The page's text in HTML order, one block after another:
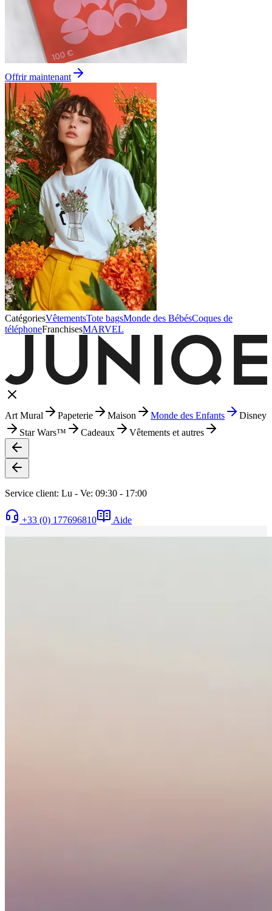
Offrir maintenant
CatégoriesVêtementsTote bagsMonde des BébésCoques de
téléphoneFranchisesMARVEL
Art Mural Papeterie Maison Monde des Enfants
Disney
Star Wars™
Cadeaux Vêtements et autres
Service client: Lu - Ve: 09:30 - 17:00
+33 (0) 177696810 Aide